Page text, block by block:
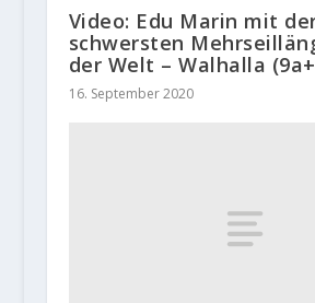
Video: Edu Marin mit
schwersten
der Welt – Walhalla
16. September 2020